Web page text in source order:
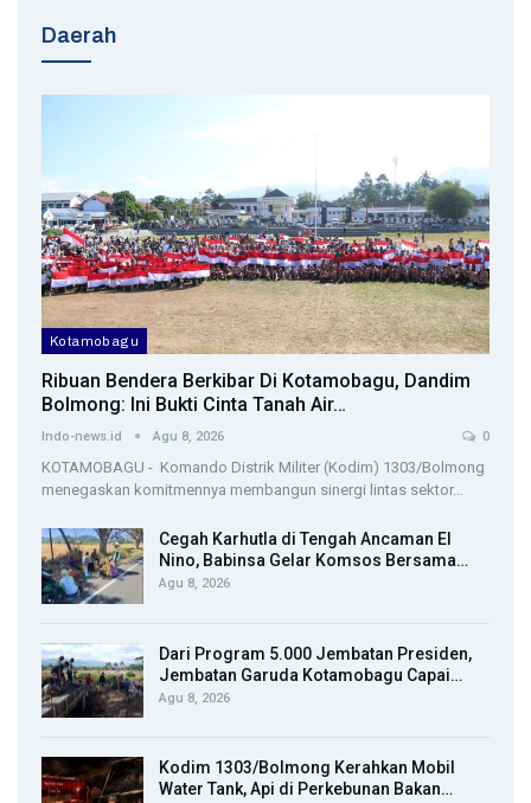
Daerah
Kotamobagu
Ribuan Bendera Berkibar Di Kotamobagu, Dandim
Bolmong: Ini Bukti Cinta Tanah Air…
Indo-news.id Agu 8, 2026 0
KOTAMOBAGU - Komando Distrik Militer (Kodim) 1303/Bolmong
menegaskan komitmennya membangun sinergi lintas sektor…
Cegah Karhutla di Tengah Ancaman El
Nino, Babinsa Gelar Komsos Bersama…
Agu 8, 2026
Dari Program 5.000 Jembatan Presiden,
Jembatan Garuda Kotamobagu Capai…
Agu 8, 2026
Kodim 1303/Bolmong Kerahkan Mobil
Water Tank, Api di Perkebunan Bakan…